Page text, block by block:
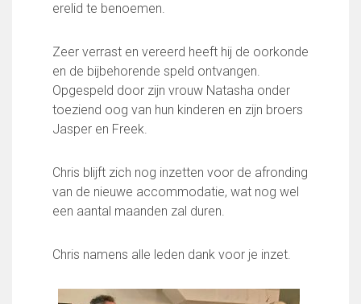
Jeugdopleiding FC Lisse
Opleidingsteams
Beleidsplan Jeugd
Keepersopleiding
Partnerclub van Ajax
LED-boarding NIEUW!
Sponsoren
Business Club 2.0
Steun bij contributie
erelid te benoemen.
Zeer verrast en vereerd heeft hij de oorkonde
en de bijbehorende speld ontvangen.
Opgespeld door zijn vrouw Natasha onder
toeziend oog van hun kinderen en zijn broers
Jasper en Freek.
Chris blijft zich nog inzetten voor de afronding
van de nieuwe accommodatie, wat nog wel
een aantal maanden zal duren.
Chris namens alle leden dank voor je inzet.